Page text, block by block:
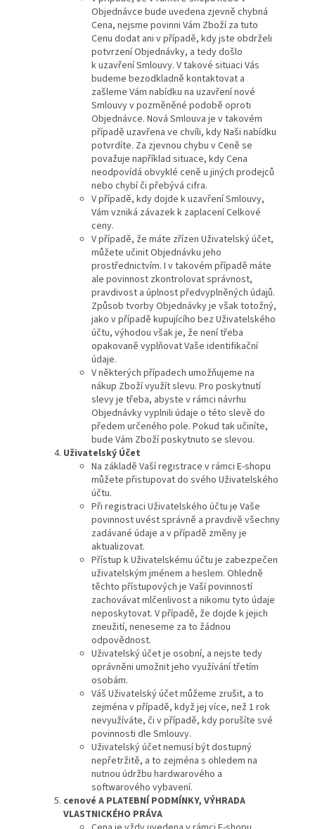
Objednávce bude uvedena zjevně chybná
Cena, nejsme povinni Vám Zboží za tuto
Cenu dodat ani v případě, kdy jste obdrželi
potvrzení Objednávky, a tedy došlo
k uzavření Smlouvy. V takové situaci Vás
budeme bezodkladně kontaktovat a
zašleme Vám nabídku na uzavření nové
Smlouvy v pozměněné podobě oproti
Objednávce. Nová Smlouva je v takovém
případě uzavřena ve chvíli, kdy Naši nabídku
potvrdíte. Za zjevnou chybu v Ceně se
považuje například situace, kdy Cena
neodpovídá obvyklé ceně u jiných prodejců
nebo chybí či přebývá cifra.
V případě, kdy dojde k uzavření Smlouvy,
Vám vzniká závazek k zaplacení Celkové
ceny.
V případě, že máte zřízen Uživatelský účet,
můžete učinit Objednávku jeho
prostřednictvím. I v takovém případě máte
ale povinnost zkontrolovat správnost,
pravdivost a úplnost předvyplněných údajů.
Způsob tvorby Objednávky je však totožný,
jako v případě kupujícího bez Uživatelského
účtu, výhodou však je, že není třeba
opakovaně vyplňovat Vaše identifikační
údaje.
V některých případech umožňujeme na
nákup Zboží využít slevu. Pro poskytnutí
slevy je třeba, abyste v rámci návrhu
Objednávky vyplnili údaje o této slevě do
předem určeného pole. Pokud tak učiníte,
bude Vám Zboží poskytnuto se slevou.
Uživatelský Účet
Na základě Vaší registrace v rámci E-shopu
můžete přistupovat do svého Uživatelského
účtu.
Při registraci Uživatelského účtu je Vaše
povinnost uvést správně a pravdivě všechny
zadávané údaje a v případě změny je
aktualizovat.
Přístup k Uživatelskému účtu je zabezpečen
uživatelským jménem a heslem. Ohledně
těchto přístupových je Vaší povinností
zachovávat mlčenlivost a nikomu tyto údaje
neposkytovat. V případě, že dojde k jejich
zneužití, neneseme za to žádnou
odpovědnost.
Uživatelský účet je osobní, a nejste tedy
oprávněni umožnit jeho využívání třetím
osobám.
Váš Uživatelský účet můžeme zrušit, a to
zejména v případě, když jej více, než 1 rok
nevyužíváte, či v případě, kdy porušíte své
povinnosti dle Smlouvy.
Uživatelský účet nemusí být dostupný
nepřetržitě, a to zejména s ohledem na
nutnou údržbu hardwarového a
softwarového vybavení.
cenové A PLATEBNÍ PODMÍNKY, VÝHRADA
VLASTNICKÉHO PRÁVA